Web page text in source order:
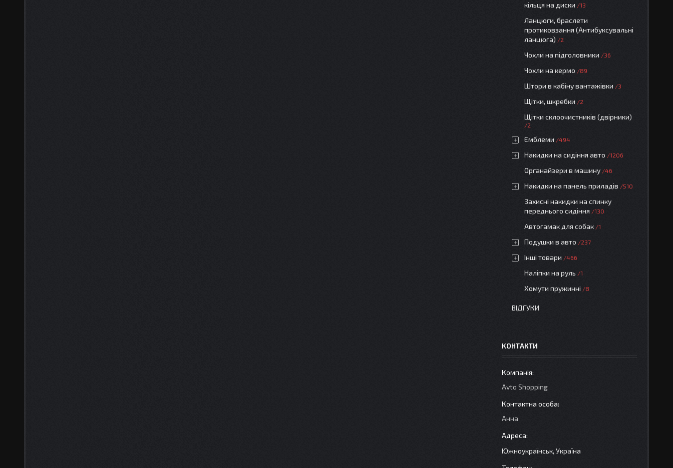
кільця на диски
13
Ланцюги, браслети
протиковзання (Антибуксувальні
ланцюга)
2
Чохли на підголовники 36
Чохли на кермо 89
Штори в кабіну вантажівки 3
Щітки, шкребки 2
Щітки склоочистників (двірники)
2
Емблеми 494
Накидки на сидіння авто 1206
Органайзери в машину 46
Накидки на панель приладів 510
Захисні накидки на спинку
переднього сидіння
130
Автогамак для собак 1
Подушки в авто 237
Інші товари 466
Наліпки на руль 1
Хомути пружинні 8
ВІДГУКИ
КОНТАКТИ
Avto Shopping
Анна
Южноукраїнськ, Україна